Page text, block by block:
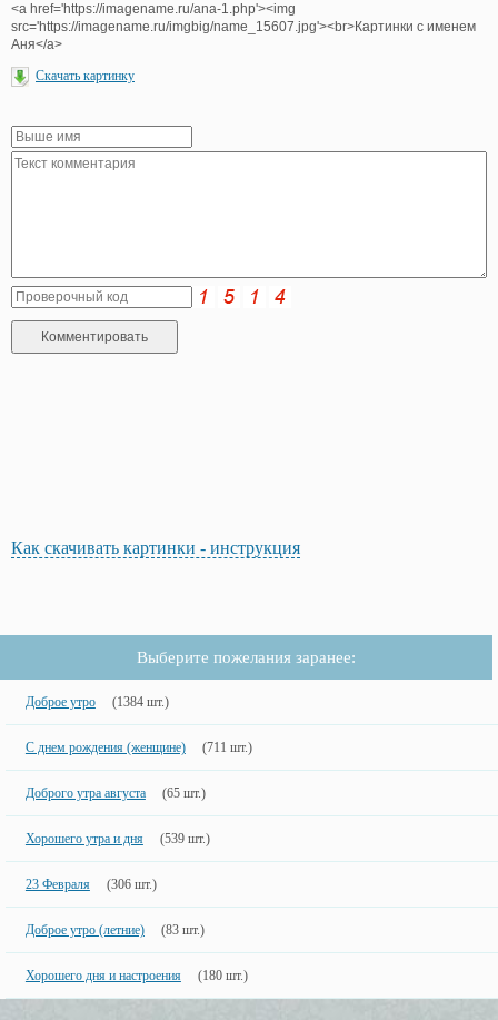
<a href='https://imagename.ru/ana-1.php'><img
src='https://imagename.ru/imgbig/name_15607.jpg'><br>Картинки с именем
Аня</a>
Скачать картинку
Как скачивать картинки - инструкция
Выберите пожелания заранее:
Доброе утро (1384 шт.)
С днем рождения (женщине) (711 шт.)
Доброго утра августа (65 шт.)
Хорошего утра и дня (539 шт.)
23 Февраля (306 шт.)
Доброе утро (летние) (83 шт.)
Хорошего дня и настроения (180 шт.)